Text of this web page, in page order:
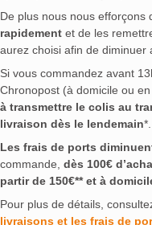
De plus nous nous efforçons
rapidement et de les
aurez choisi afin de diminuer
Si vous commandez avant
Chronopost (à domicile ou en
à transmettre le colis au
livraison dès le lendemain*.
Les frais de ports
commande, dès 100€
partir de 150€** et à
Pour plus de détails,
livraisons et les frais de